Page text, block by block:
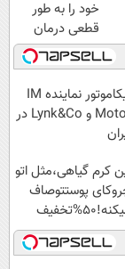
خود را به طور
قطعی درمان
کنید!
◗پرسش‌نامه◖
نیکاموتور نماینده IM
Motor و Lynk&Co در
کرم گیاهی،مثل اتو
پوستتوصاف